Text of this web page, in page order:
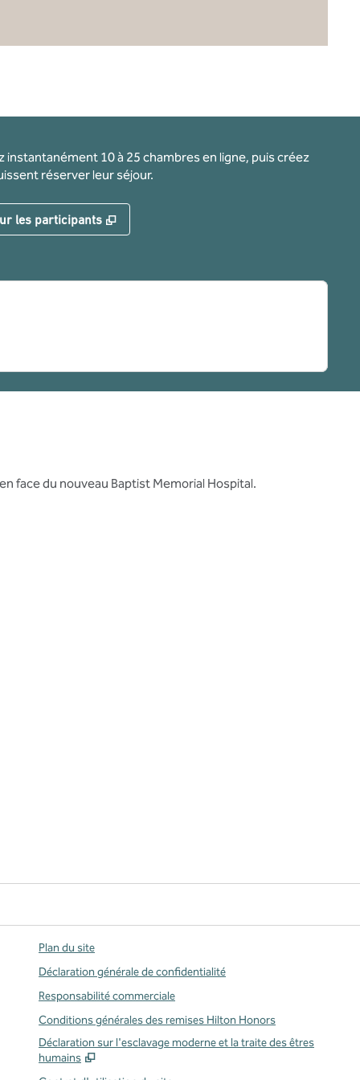
10 à 25 chambres en ligne, puis créez
réserver leur séjour.
les participants ,
face du nouveau Baptist Memorial Hospital.
Plan du site
Déclaration générale de confidentialité
Responsabilité commerciale
Conditions générales des remises Hilton Honors
Déclaration sur l'esclavage moderne et la traite des êtres
humains